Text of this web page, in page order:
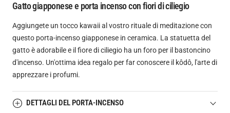
Gatto giapponese e porta incenso con fiori di ciliegio
Aggiungete un tocco kawaii al vostro rituale di meditazione con
questo porta-incenso giapponese in ceramica. La statuetta del
gatto è adorabile e il fiore di ciliegio ha un foro per il bastoncino
d'incenso. Un'ottima idea regalo per far conoscere il kôdô, l'arte di
apprezzare i profumi.
DETTAGLI DEL PORTA-INCENSO